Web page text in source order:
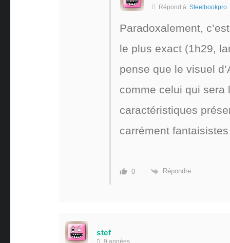
Répond à Steelbookpro
Paradoxalement,
le plus exact (1h29,
pense que le visuel
comme celui qui
caractéristiques
carrément
0 Répondre
stef
9 années